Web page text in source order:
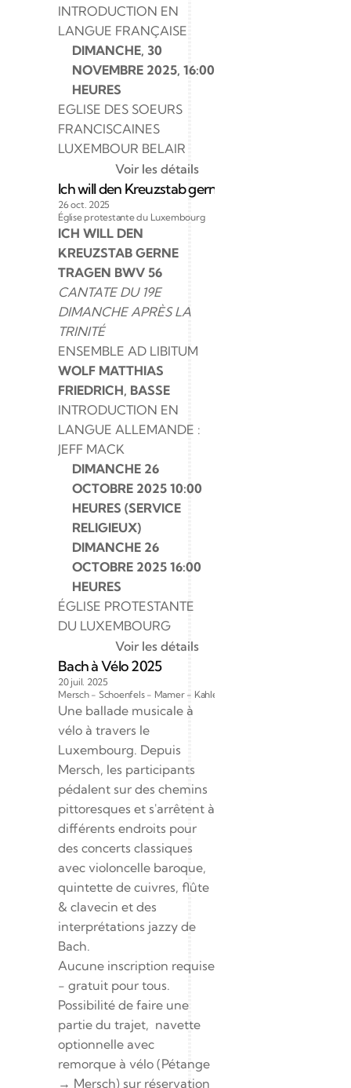
INTRODUCTION EN
LANGUE FRANÇAISE
DIMANCHE, 30
NOVEMBRE 2025, 16:00
HEURES
EGLISE DES SOEURS
FRANCISCAINES
LUXEMBOUR BELAIR
Voir les détails
Ich will den Kreuzstab gerne tragen BWV 56
26 oct. 2025
Église protestante du Luxembourg
ICH WILL DEN
KREUZSTAB GERNE
TRAGEN BWV 56
CANTATE DU 19E
DIMANCHE APRÈS LA
TRINITÉ
ENSEMBLE AD LIBITUM
WOLF MATTHIAS
FRIEDRICH, BASSE
INTRODUCTION EN
LANGUE ALLEMANDE :
JEFF MACK
DIMANCHE 26
OCTOBRE 2025 10:00
HEURES (SERVICE
RELIGIEUX)
DIMANCHE 26
OCTOBRE 2025 16:00
HEURES
ÉGLISE PROTESTANTE
DU LUXEMBOURG
Voir les détails
Bach à Vélo 2025
20 juil. 2025
Mersch - Schoenfels - Mamer - Kahler - Pétange
Une ballade musicale à
vélo à travers le
Luxembourg. Depuis
Mersch, les participants
pédalent sur des chemins
pittoresques et s'arrêtent à
différents endroits pour
des concerts classiques
avec violoncelle baroque,
quintette de cuivres, flûte
& clavecin et des
interprétations jazzy de
Bach.
Aucune inscription requise
- gratuit pour tous.
Possibilité de faire une
partie du trajet,  navette
optionnelle avec
remorque à vélo (Pétange
→ Mersch) sur réservation